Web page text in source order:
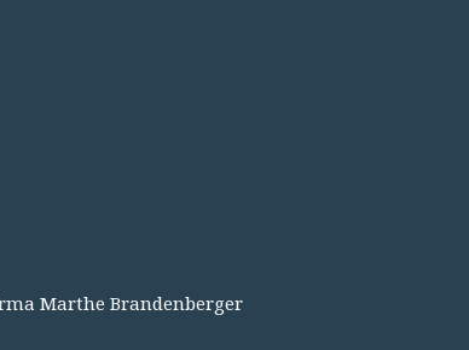
Marthe Brandenberger